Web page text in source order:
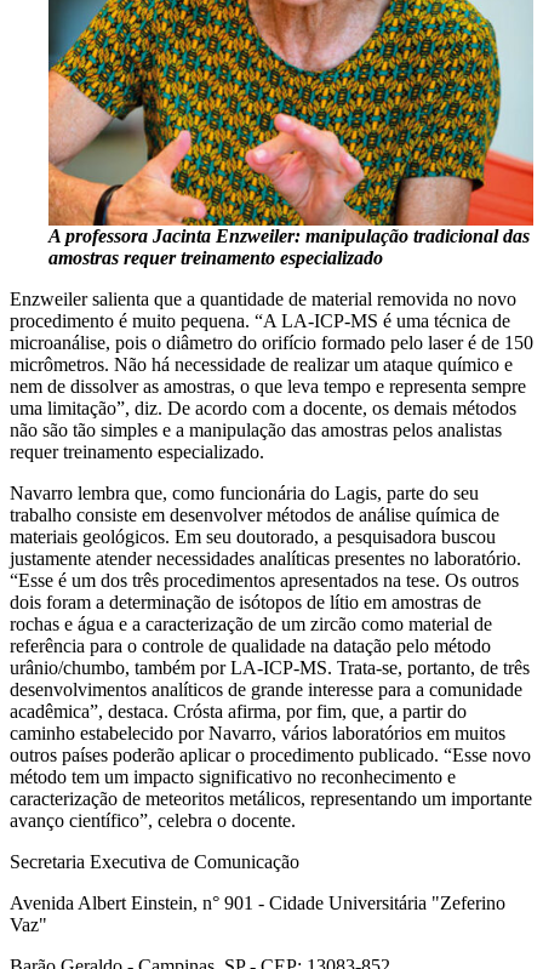
A professora Jacinta Enzweiler: manipulação tradicional das
amostras requer treinamento especializado
Enzweiler salienta que a quantidade de material removida no novo
procedimento é muito pequena. “A LA-ICP-MS é uma técnica de
microanálise, pois o diâmetro do orifício formado pelo laser é de 150
micrômetros. Não há necessidade de realizar um ataque químico e
nem de dissolver as amostras, o que leva tempo e representa sempre
uma limitação”, diz. De acordo com a docente, os demais métodos
não são tão simples e a manipulação das amostras pelos analistas
requer treinamento especializado.
Navarro lembra que, como funcionária do Lagis, parte do seu
trabalho consiste em desenvolver métodos de análise química de
materiais geológicos. Em seu doutorado, a pesquisadora buscou
justamente atender necessidades analíticas presentes no laboratório.
“Esse é um dos três procedimentos apresentados na tese. Os outros
dois foram a determinação de isótopos de lítio em amostras de
rochas e água e a caracterização de um zircão como material de
referência para o controle de qualidade na datação pelo método
urânio/chumbo, também por LA-ICP-MS. Trata-se, portanto, de três
desenvolvimentos analíticos de grande interesse para a comunidade
acadêmica”, destaca. Crósta afirma, por fim, que, a partir do
caminho estabelecido por Navarro, vários laboratórios em muitos
outros países poderão aplicar o procedimento publicado. “Esse novo
método tem um impacto significativo no reconhecimento e
caracterização de meteoritos metálicos, representando um importante
avanço científico”, celebra o docente.
Secretaria Executiva de Comunicação
Avenida Albert Einstein, n° 901 - Cidade Universitária "Zeferino
Vaz"